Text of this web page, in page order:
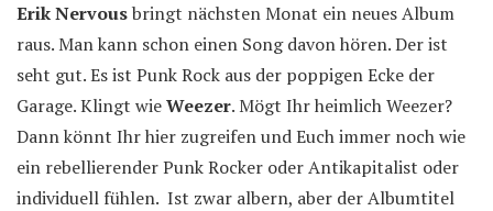
Erik Nervousbringt nächsten Monat ein neues Album
raus. Man kann schon einen Song davon hören. Der ist
seht gut. Es ist Punk Rock aus der poppigen Ecke der
Garage. Klingt wieWeezer. Mögt Ihr heimlich Weezer?
Dann könnt Ihr hier zugreifen und Euch immer noch wie
ein rebellierender Punk Rocker oder Antikapitalist oder
individuell fühlen. Ist zwar albern, aber der Albumtitel